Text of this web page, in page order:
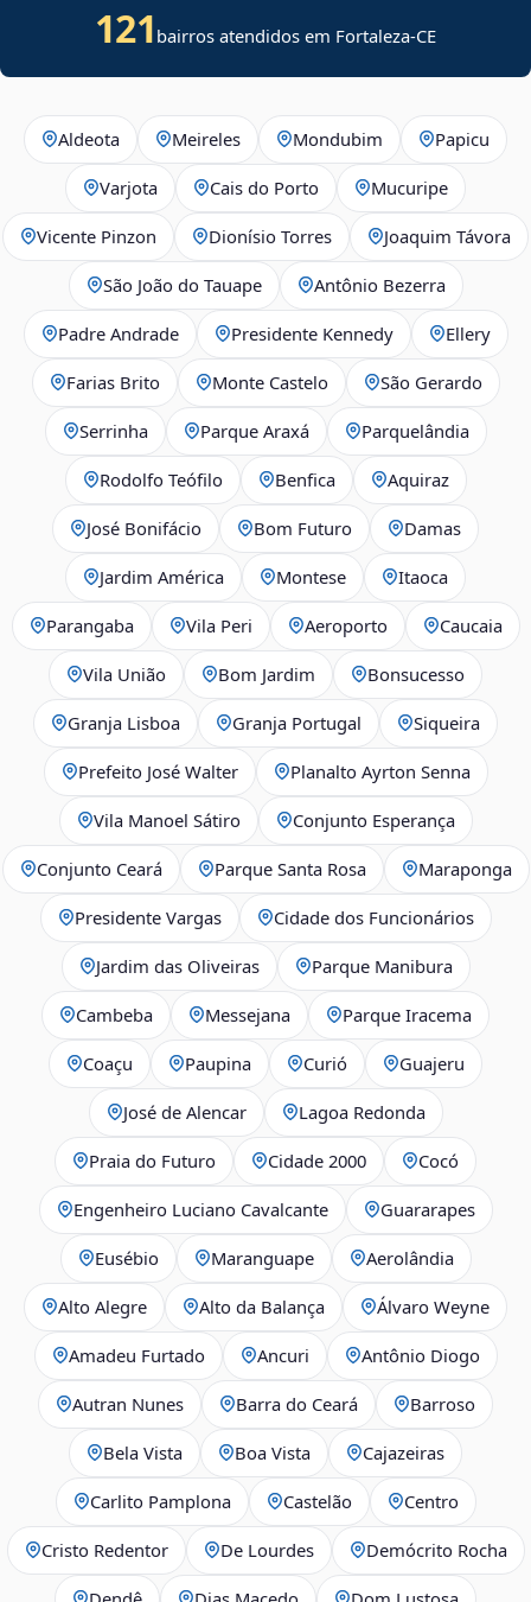
121 bairros atendidos em Fortaleza-CE
Aldeota Meireles Mondubim Papicu
Varjota Cais do Porto Mucuripe
Vicente Pinzon Dionísio Torres Joaquim Távora
São João do Tauape Antônio Bezerra
Padre Andrade Presidente Kennedy Ellery
Farias Brito Monte Castelo São Gerardo
Serrinha Parque Araxá Parquelândia
Rodolfo Teófilo Benfica Aquiraz
José Bonifácio Bom Futuro Damas
Jardim América Montese Itaoca
Parangaba Vila Peri Aeroporto Caucaia
Vila União Bom Jardim Bonsucesso
Granja Lisboa Granja Portugal Siqueira
Prefeito José Walter Planalto Ayrton Senna
Vila Manoel Sátiro Conjunto Esperança
Conjunto Ceará Parque Santa Rosa Maraponga
Presidente Vargas Cidade dos Funcionários
Jardim das Oliveiras Parque Manibura
Cambeba Messejana Parque Iracema
Coaçu Paupina Curió Guajeru
José de Alencar Lagoa Redonda
Praia do Futuro Cidade 2000 Cocó
Engenheiro Luciano Cavalcante Guararapes
Eusébio Maranguape Aerolândia
Alto Alegre Alto da Balança Álvaro Weyne
Amadeu Furtado Ancuri Antônio Diogo
Autran Nunes Barra do Ceará Barroso
Bela Vista Boa Vista Cajazeiras
Carlito Pamplona Castelão Centro
Cristo Redentor De Lourdes Demócrito Rocha